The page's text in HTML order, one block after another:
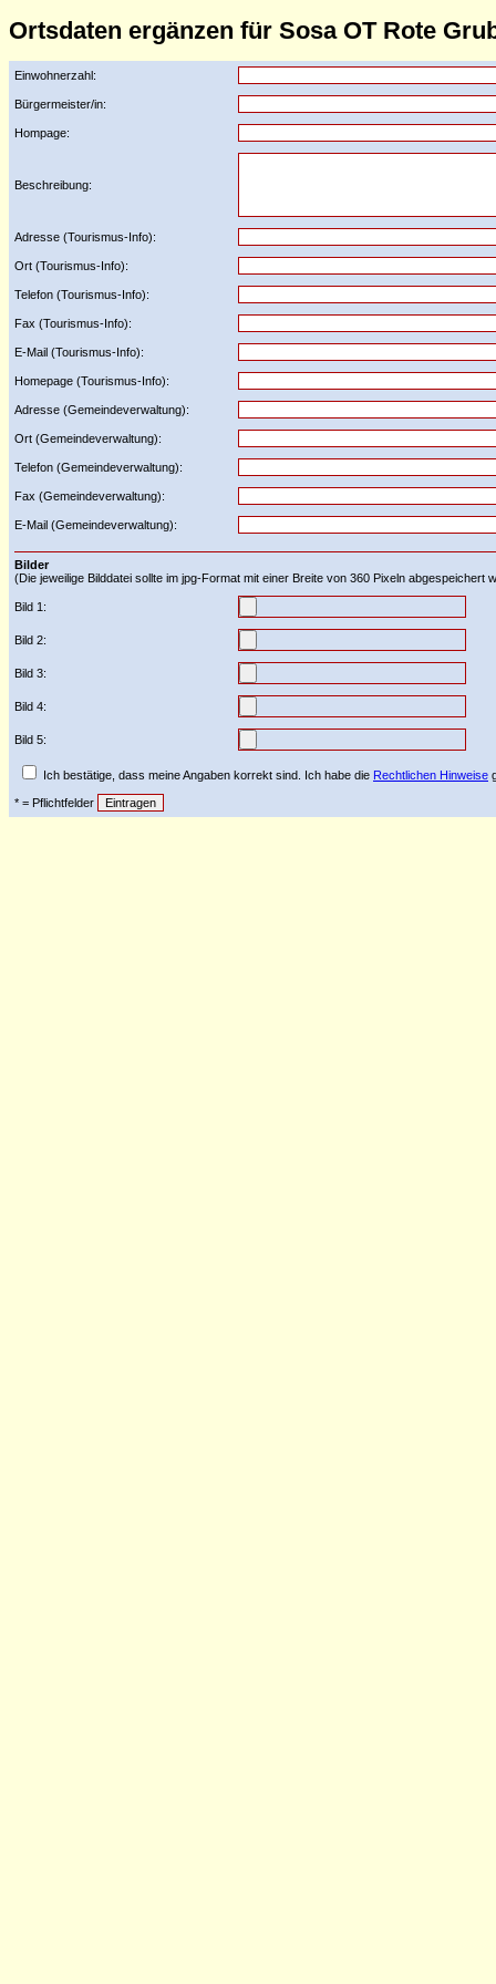
Ortsdaten ergänzen für Sosa OT Rote
Einwohnerzahl:
Bürgermeister/in:
Hompage:
Beschreibung:
Adresse (Tourismus-Info):
Ort (Tourismus-Info):
Telefon (Tourismus-Info):
Fax (Tourismus-Info):
E-Mail (Tourismus-Info):
Homepage (Tourismus-Info):
Adresse (Gemeindeverwaltung):
Ort (Gemeindeverwaltung):
Telefon (Gemeindeverwaltung):
Fax (Gemeindeverwaltung):
E-Mail (Gemeindeverwaltung):
Bilder
(Die jeweilige Bilddatei sollte im jpg-Format mit einer Breite von 360 Pixeln abgespeichert
Bild 1:
Bild 2:
Bild 3:
Bild 4:
Bild 5:
Ich bestätige, dass meine Angaben korrekt sind. Ich habe die Rechtlichen Hinweise
* = Pflichtfelder